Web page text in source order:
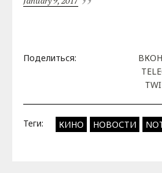
Поделиться:
Теги: КИНО НОВОСТИ